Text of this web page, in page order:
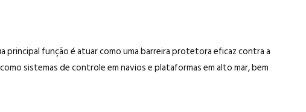
função é atuar como uma barreira protetora eficaz contra a
sistemas de controle em navios e plataformas em alto mar, bem